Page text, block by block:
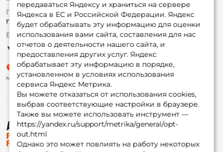
передаваться Яндексу и храниться на сервере
Яндекса в ЕС и Российской Федерации. Яндекс
будет обрабатывать эту информацию для оценки
использования вами сайта, составления для нас
отчетов о деятельности нашего сайта, и
предоставления других услуг. Яндекс
обрабатывает эту информацию в порядке,
установленном в условиях использования
сервиса Яндекс Метрика.
Вы можете отказаться от использования cookies,
выбрав соответствующие настройки в браузере.
Также вы можете использовать инструмент —
https://yandex.ru/support/metrika/general/opt-
out.html
Однако это может повлиять на работу некоторых
© ФоксФишинг, 2009-2026
Fox-bonus
Гуру
Партнерская программа
По вопросам с заказом
г. Москва, ул. Плеханова д.7
Ежедневно 10:00 до 20:00